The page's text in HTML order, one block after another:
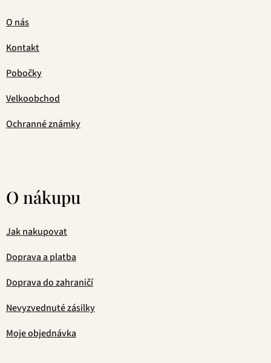
O nás
Kontakt
Pobočky
Velkoobchod
Ochranné známky
O nákupu
Jak nakupovat
Doprava a platba
Doprava do zahraničí
Nevyzvednuté zásilky
Moje objednávka